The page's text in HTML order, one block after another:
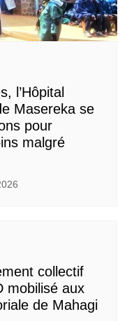
l’Hôpital
Masereka se
pour
malgré
collectif
mobilisé aux
de Mahagi